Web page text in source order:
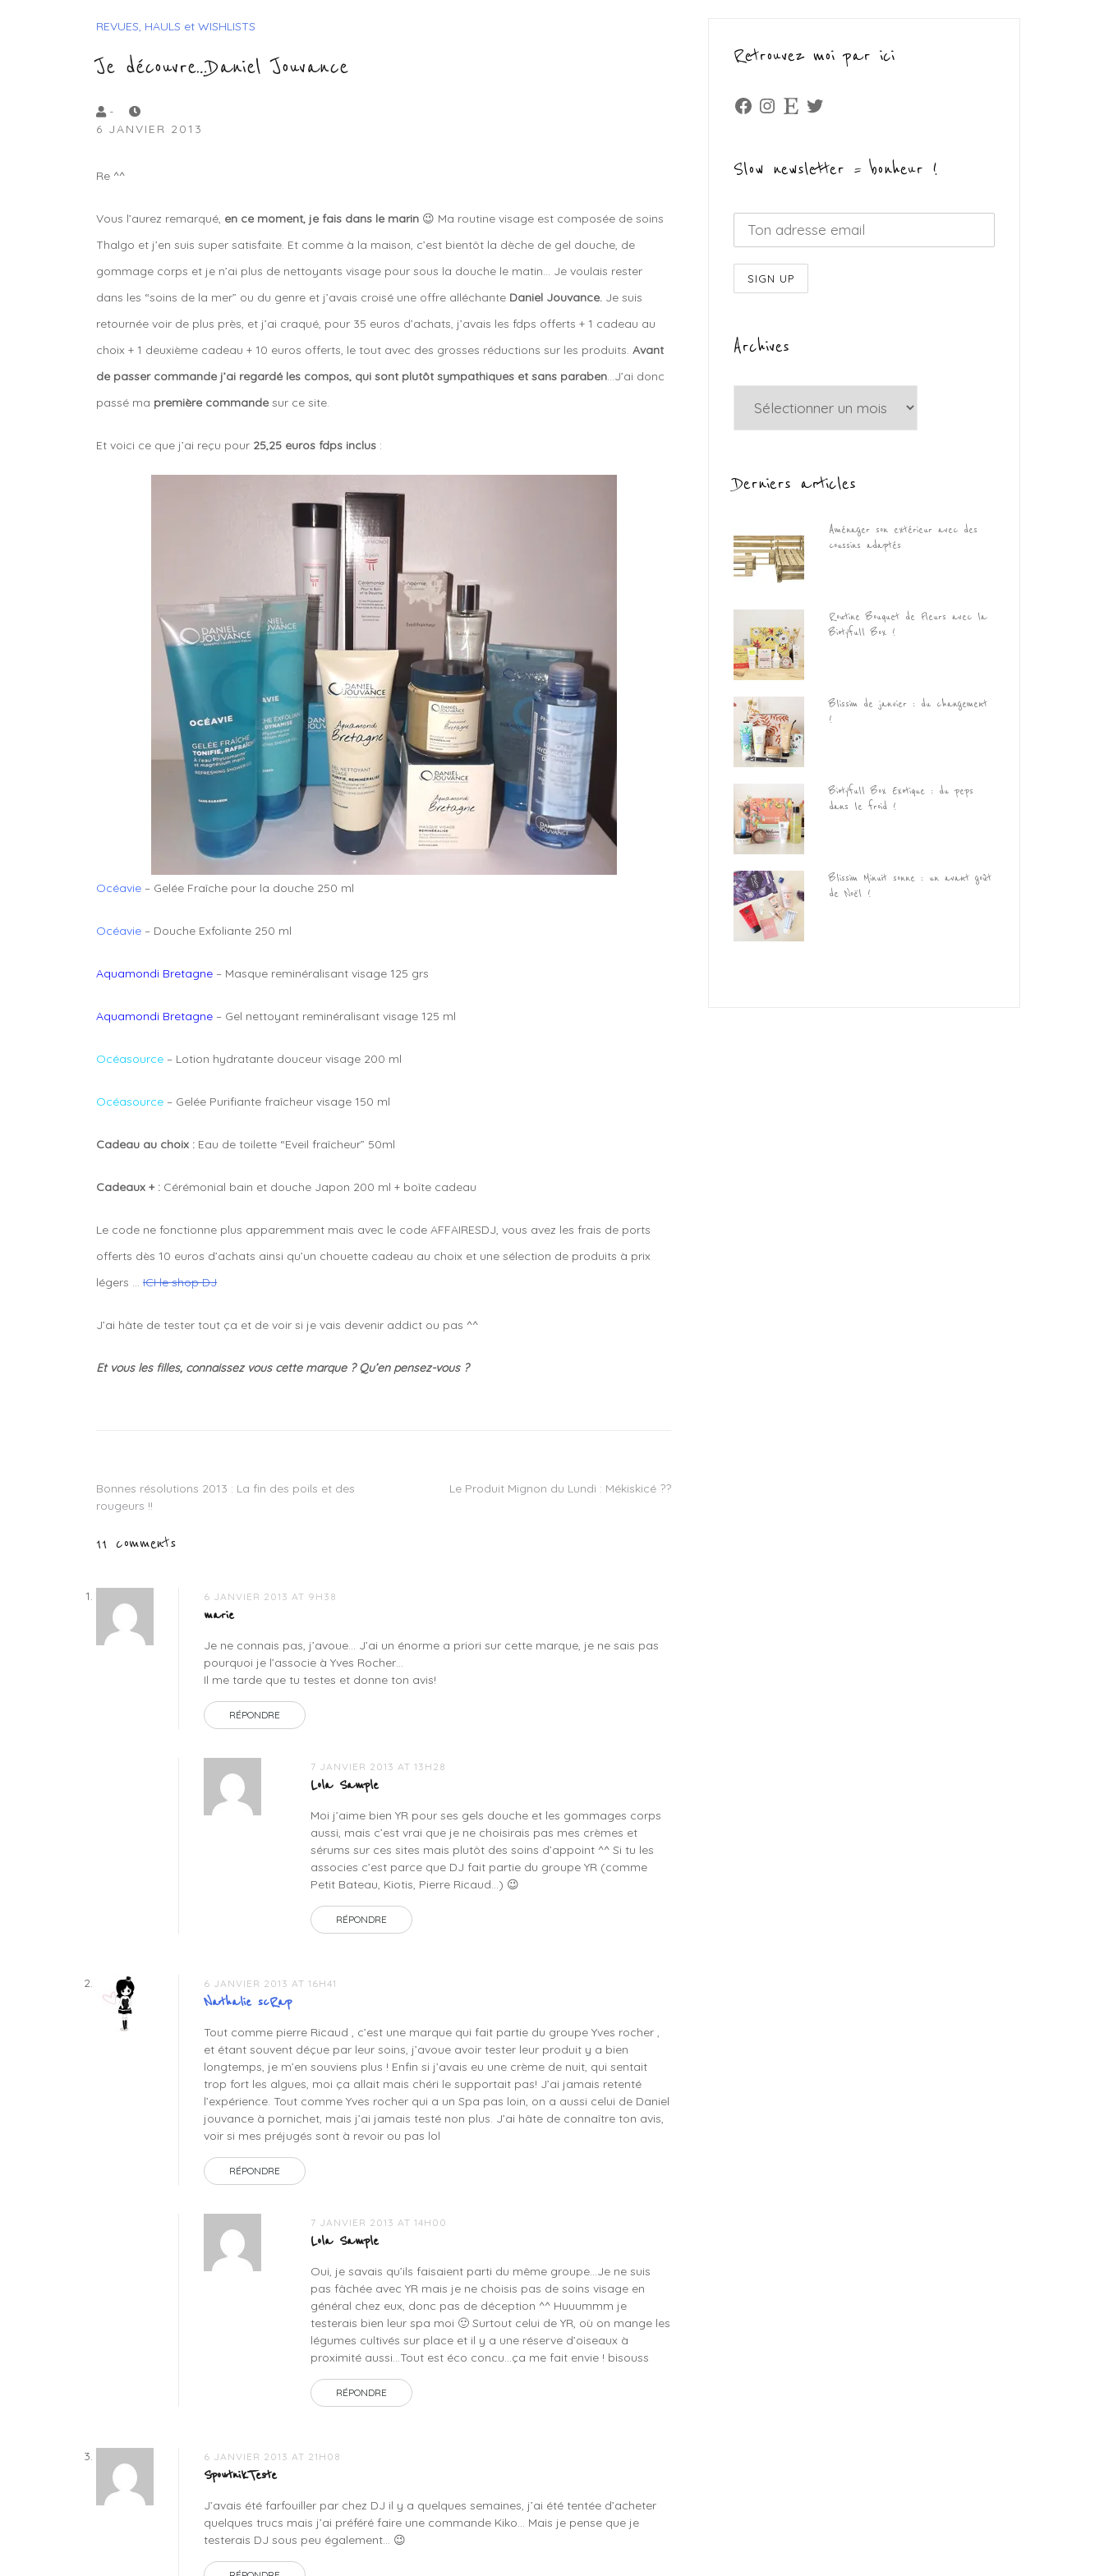
REVUES, HAULS et WISHLISTS
Je découvre…Daniel Jouvance
by
Lola
-
6 JANVIER 2013
Re ^^
Vous l’aurez remarqué, en ce moment, je fais dans le marin 😉 Ma routine visage est composée de soins
Thalgo et j’en suis super satisfaite. Et comme à la maison, c’est bientôt la dèche de gel douche, de
gommage corps et je n’ai plus de nettoyants visage pour sous la douche le matin… Je voulais rester
dans les “soins de la mer” ou du genre et j’avais croisé une offre alléchante Daniel Jouvance. Je suis
retournée voir de plus près, et j’ai craqué, pour 35 euros d’achats, j’avais les fdps offerts + 1 cadeau au
choix + 1 deuxième cadeau + 10 euros offerts, le tout avec des grosses réductions sur les produits. Avant
de passer commande j’ai regardé les compos, qui sont plutôt sympathiques et sans paraben …J’ai donc
passé ma première commande sur ce site.
Et voici ce que j’ai reçu pour 25,25 euros fdps inclus :
Océavie – Gelée Fraîche pour la douche 250 ml
Océavie – Douche Exfoliante 250 ml
Aquamondi Bretagne – Masque reminéralisant visage 125 grs
Aquamondi Bretagne – Gel nettoyant reminéralisant visage 125 ml
Océasource – Lotion hydratante douceur visage 200 ml
Océasource – Gelée Purifiante fraîcheur visage 150 ml
Cadeau au choix : Eau de toilette “Eveil fraîcheur” 50ml
Cadeaux + : Cérémonial bain et douche Japon 200 ml + boîte cadeau
Le code ne fonctionne plus apparemment mais avec le code AFFAIRESDJ, vous avez les frais de ports
offerts dès 10 euros d’achats ainsi qu’un chouette cadeau au choix et une sélection de produits à prix
légers … ICI le shop DJ
J’ai hâte de tester tout ça et de voir si je vais devenir addict ou pas ^^
Et vous les filles, connaissez vous cette marque ? Qu’en pensez-vous ?
jouvance
océavie,
soins
Navigation
l’article
Bonnes résolutions 2013 : La fin des poils et des
rougeurs !!
Le Produit Mignon du Lundi : Mékiskicé ??
11 comments
6 JANVIER 2013 AT 9H38
marie
Je ne connais pas, j’avoue… J’ai un énorme a priori sur cette marque, je ne sais pas
pourquoi je l’associe à Yves Rocher…
Il me tarde que tu testes et donne ton avis!
RÉPONDRE
7 JANVIER 2013 AT 13H28
Lola Sample
Moi j’aime bien YR pour ses gels douche et les gommages corps
aussi, mais c’est vrai que je ne choisirais pas mes crèmes et
sérums sur ces sites mais plutôt des soins d’appoint ^^ Si tu les
associes c’est parce que DJ fait partie du groupe YR (comme
Petit Bateau, Kiotis, Pierre Ricaud…) 😉
RÉPONDRE
6 JANVIER 2013 AT 16H41
Nathalie scRap
Tout comme pierre Ricaud , c’est une marque qui fait partie du groupe Yves rocher ,
et étant souvent déçue par leur soins, j’avoue avoir tester leur produit y a bien
longtemps, je m’en souviens plus ! Enfin si j’avais eu une crème de nuit, qui sentait
trop fort les algues, moi ça allait mais chéri le supportait pas! J’ai jamais retenté
l’expérience. Tout comme Yves rocher qui a un Spa pas loin, on a aussi celui de Daniel
jouvance à pornichet, mais j’ai jamais testé non plus. J’ai hâte de connaître ton avis,
voir si mes préjugés sont à revoir ou pas lol
RÉPONDRE
7 JANVIER 2013 AT 14H00
Lola Sample
Oui, je savais qu’ils faisaient parti du même groupe…Je ne suis
pas fâchée avec YR mais je ne choisis pas de soins visage en
général chez eux, donc pas de déception ^^ Huuummm je
testerais bien leur spa moi 🙂 Surtout celui de YR, où on mange les
légumes cultivés sur place et il y a une réserve d’oiseaux à
proximité aussi…Tout est éco concu…ça me fait envie ! bisouss
RÉPONDRE
6 JANVIER 2013 AT 21H08
SpoutnikTeste
J’avais été farfouiller par chez DJ il y a quelques semaines, j’ai été tentée d’acheter
quelques trucs mais j’ai préféré faire une commande Kiko… Mais je pense que je
testerais DJ sous peu également… 😉
Retrouvez moi par ici
Facebook
Instagram
Etsy Twitter
Slow newsletter = bonheur !
Archives
Derniers articles
Aménager son extérieur avec des
coussins adaptés
Routine Bouquet de Fleurs avec la
Biotyfull Box !
Blissim de janvier : du changement
!
Biotyfull Box Exotique : du peps
dans le froid !
Blissim Minuit sonne : un avant goût
de Noël !